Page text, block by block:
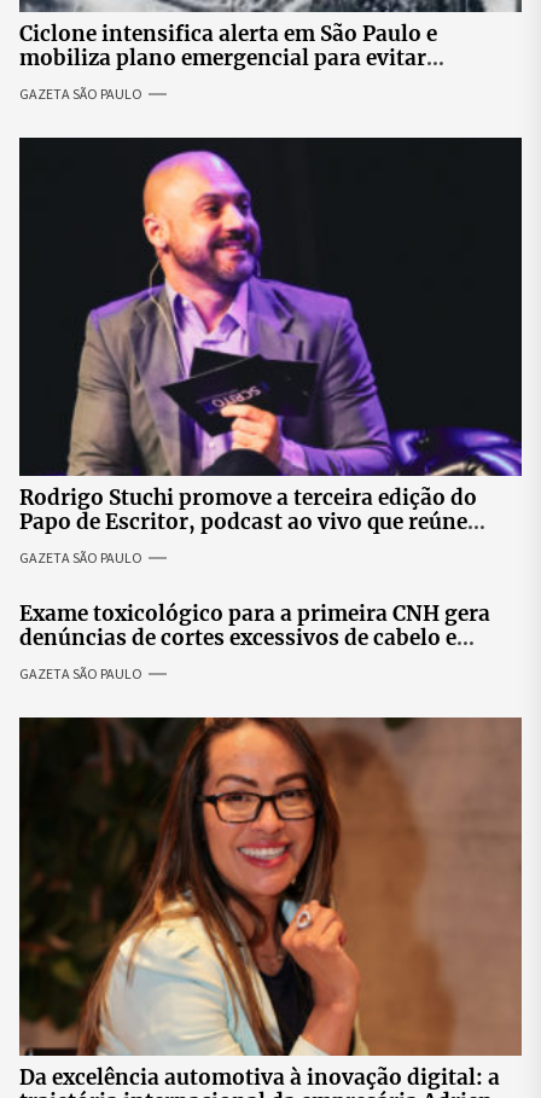
Ciclone intensifica alerta em São Paulo e
mobiliza plano emergencial para evitar
impactos no fornecimento de energia
GAZETA SÃO PAULO
Rodrigo Stuchi promove a terceira edição do
Papo de Escritor, podcast ao vivo que reúne
especialistas para discutir saúde mental e
prosperidade.
GAZETA SÃO PAULO
Exame toxicológico para a primeira CNH gera
denúncias de cortes excessivos de cabelo e
revolta entre candidatas
GAZETA SÃO PAULO
Da excelência automotiva à inovação digital: a